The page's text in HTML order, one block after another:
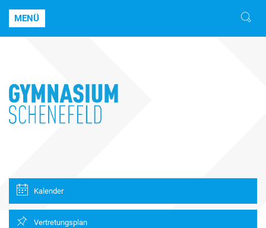
MENÜ
Kalender
Vertretungsplan